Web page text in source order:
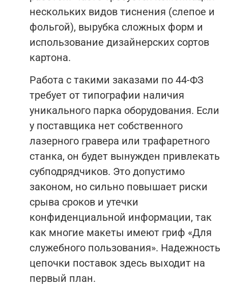
нескольких видов тиснения (слепое и
фольгой), вырубка сложных форм и
использование дизайнерских сортов
картона.
Работа с такими заказами по 44-ФЗ
требует от типографии наличия
уникального парка оборудования. Если
у поставщика нет собственного
лазерного гравера или трафаретного
станка, он будет вынужден привлекать
субподрядчиков. Это допустимо
законом, но сильно повышает риски
срыва сроков и утечки
конфиденциальной информации, так
как многие макеты имеют гриф «Для
служебного пользования». Надежность
цепочки поставок здесь выходит на
первый план.